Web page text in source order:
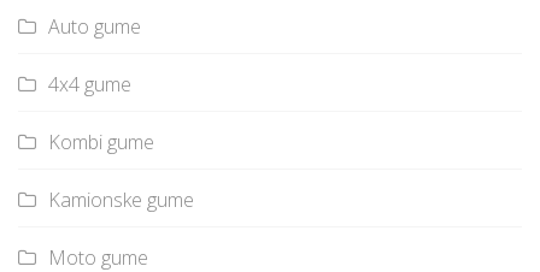
Auto gume
4x4 gume
Kombi gume
Kamionske gume
Moto gume